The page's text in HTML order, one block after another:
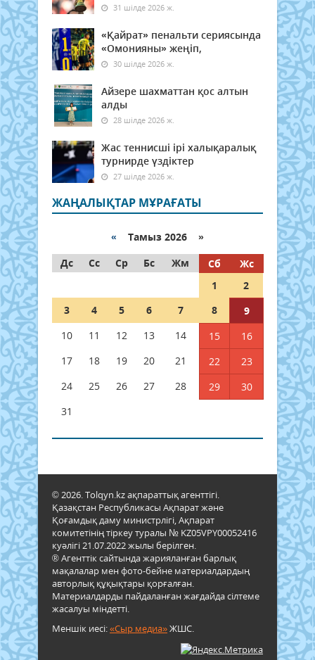
31 шілде 2026 ж.
«Қайрат» пенальти сериясында
«Омонияны» жеңіп,
30 шілде 2026 ж.
Айзере шахматтан қос алтын
алды
28 шілде 2026 ж.
Жас теннисші ірі халықаралық
турнирде үздіктер
27 шілде 2026 ж.
ЖАҢАЛЫҚТАР МҰРАҒАТЫ
« Тамыз 2026 »
Дс
Сс Ср Бс Жм Сб
Жс
1
2
3
4 5 6 7 8
9
10
11 12 13 14 15
16
17
18 19 20 21 22
23
24
25 26 27 28 29
30
31
© 2026. Tolqyn.kz ақпараттық агенттігі.
Қазақстан Республикасы Ақпарат және
Қоғамдық даму министрлігі, Ақпарат
комитетінің тіркеу туралы № KZ05VPY00052416
куәлігі 21.07.2022 жылы берілген.
® Агенттік сайтында жарияланған барлық
мақалалар мен фото-бейне материалдардың
авторлық құқықтары қорғалған.
Материалдарды пайдаланған жағдайда сілтеме
жасалуы міндетті.
Меншік иесі:«Сыр медиа»ЖШС.